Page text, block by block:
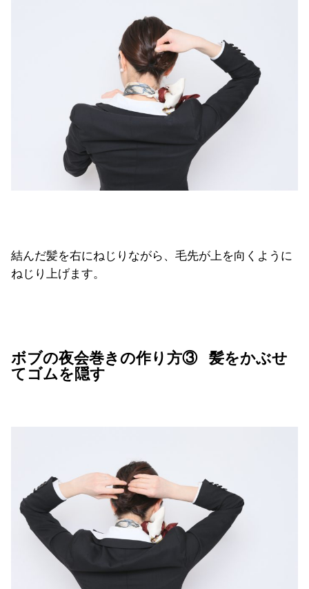
結んだ髪を右にねじりながら、毛先が上を向くように
ねじり上げます。
ボブの夜会巻きの作り方③ 髪をかぶせ
てゴムを隠す